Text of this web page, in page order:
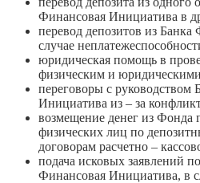
Финансовая Инициатива в
перевод депозитов из
случае
юридическая помощь в
физическим и
переговоры с руководством
Инициатива из – за
возмещение денег из Фонда
физических лиц по
договорам расчетно –
подача исковых заявлений
Финансовая Инициатива, в